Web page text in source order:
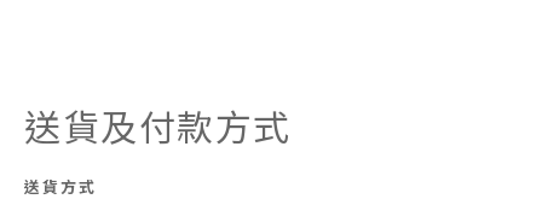
送貨及付款方式
送貨方式